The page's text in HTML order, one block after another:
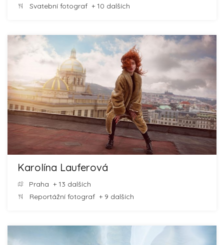
Svatební fotograf + 10 dalších
Karolína Lauferová
Praha + 13 dalších
Reportážní fotograf + 9 dalších